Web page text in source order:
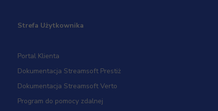
Strefa Użytkownika
Portal Klienta
Dokumentacja Streamsoft Prestiż
Dokumentacja Streamsoft Verto
Program do pomocy zdalnej